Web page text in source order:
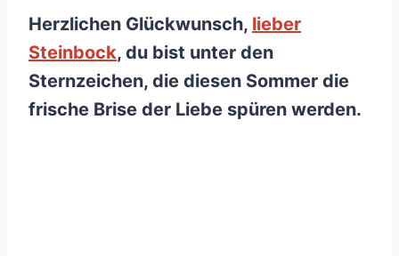
Herzlichen Glückwunsch, lieber
Steinbock, du bist unter den
Sternzeichen, die diesen Sommer die
frische Brise der Liebe spüren werden.